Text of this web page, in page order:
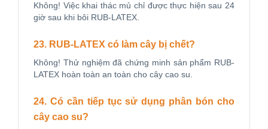
Không! Việc khai thác mủ chỉ được thực hiện sau 24
giờ sau khi bôi RUB-LATEX.
23. RUB-LATEX có làm cây bị chết?
Không! Thử nghiệm đã chứng minh sản phẩm RUB-
LATEX hoàn toàn an toàn cho cây cao su.
24. Có cần tiếp tục sử dụng phân bón cho
cây cao su?